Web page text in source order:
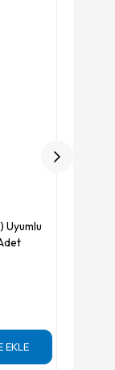
Uyumlu
EKLE